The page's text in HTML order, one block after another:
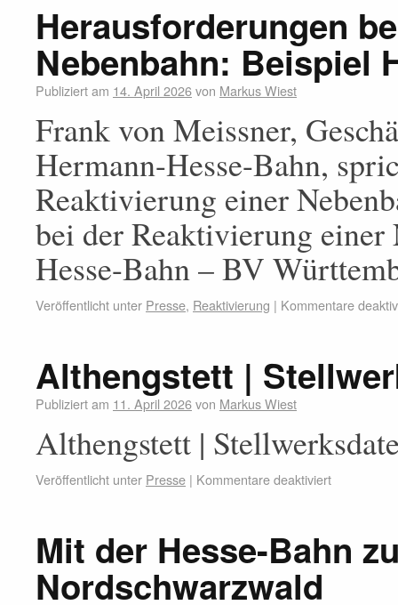
Herausforderungen
Nebenbahn: Beispiel
Publiziert am 14. April 2026von Markus Wiest
Frank von Meissner,
Hermann-Hesse-Bahn,
Reaktivierung einer
bei der Reaktivierung
Hesse-Bahn – BV
Veröffentlicht unter Presse, Reaktivierung | Kommentare
Althengstett |
Publiziert am 11. April 2026von Markus Wiest
Althengstett |
Veröffentlicht unter Presse | Kommentare deaktiviert
Mit der Hesse-Bahn
Nordschwarzwald